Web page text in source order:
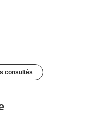
consultés